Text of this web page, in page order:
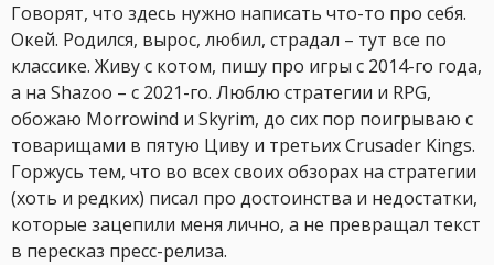
Говорят, что здесь нужно написать что-то про себя.
Окей. Родился, вырос, любил, страдал – тут все по
классике. Живу с котом, пишу про игры с 2014-го года,
а на Shazoo – с 2021-го. Люблю стратегии и RPG,
обожаю Morrowind и Skyrim, до сих пор поигрываю с
товарищами в пятую Циву и третьих Crusader Kings.
Горжусь тем, что во всех своих обзорах на стратегии
(хоть и редких) писал про достоинства и недостатки,
которые зацепили меня лично, а не превращал текст
в пересказ пресс-релиза.